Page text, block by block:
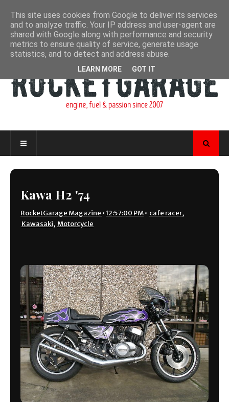
Kawa H2 '74
RocketGarage Magazine •12:57:00 PM• cafe racer,
Kawasaki, Motorcycle
This site uses cookies from Google to deliver its services
and to analyze traffic. Your IP address and user-agent are
shared with Google along with performance and security
metrics to ensure quality of service, generate usage
statistics, and to detect and address abuse.
LEARN MORE GOT IT